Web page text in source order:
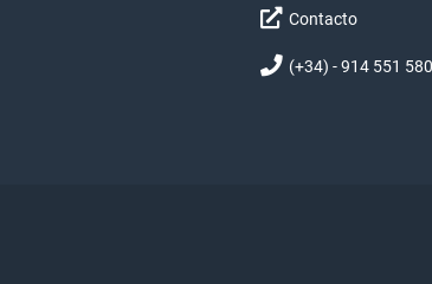
Contacto
(+34) - 914 551 580